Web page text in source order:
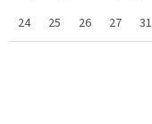
24
25 26 27 31